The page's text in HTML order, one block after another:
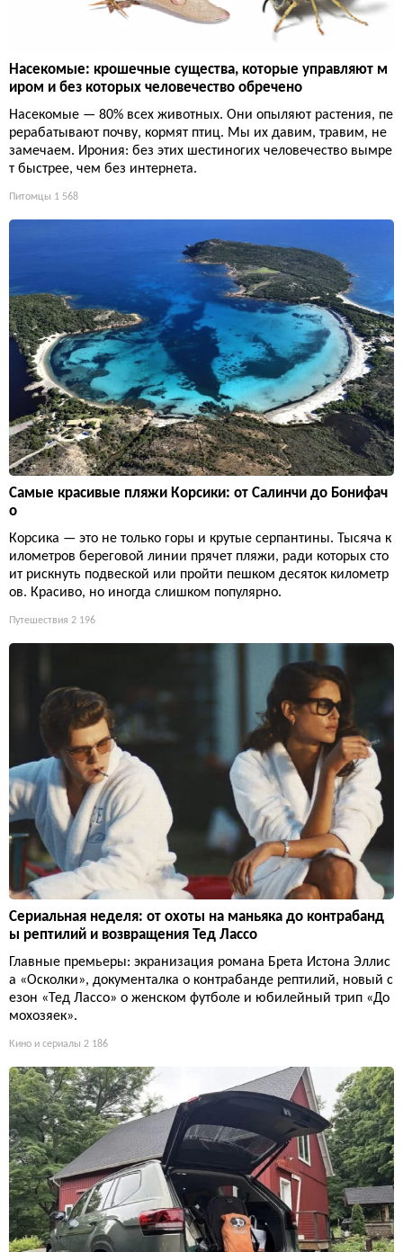
Насекомые: крошечные существа, которые управляют м
иром и без которых человечество обречено
Насекомые — 80% всех животных. Они опыляют растения, пе
рерабатывают почву, кормят птиц. Мы их давим, травим, не
замечаем. Ирония: без этих шестиногих человечество вымре
т быстрее, чем без интернета.
Питомцы 1 568
Самые красивые пляжи Корсики: от Салинчи до Бонифач
о
Корсика — это не только горы и крутые серпантины. Тысяча к
илометров береговой линии прячет пляжи, ради которых сто
ит рискнуть подвеской или пройти пешком десяток километр
ов. Красиво, но иногда слишком популярно.
Путешествия 2 196
Сериальная неделя: от охоты на маньяка до контрабанд
ы рептилий и возвращения Тед Лассо
Главные премьеры: экранизация романа Брета Истона Эллис
а «Осколки», документалка о контрабанде рептилий, новый с
езон «Тед Лассо» о женском футболе и юбилейный трип «До
мохозяек».
Кино и сериалы 2 186